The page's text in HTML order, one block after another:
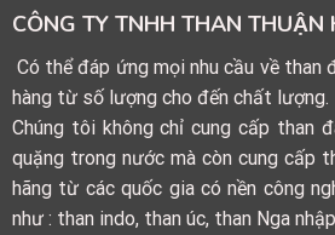
CÔNG TY TNHH THAN THUẬN
Có thể đáp ứng mọi nhu cầu về than
hàng từ số lượng cho đến chất lượng.
Chúng tôi không chỉ cung cấp than
quặng trong nước mà còn cung cấp
hãng từ các quốc gia có nền công
như : than indo, than úc, than Nga